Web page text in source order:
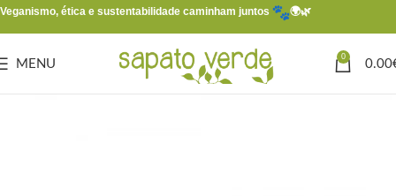
Veganismo, ética e sustentabilidade caminham juntos 🌍🌿
MENU
0
0.00